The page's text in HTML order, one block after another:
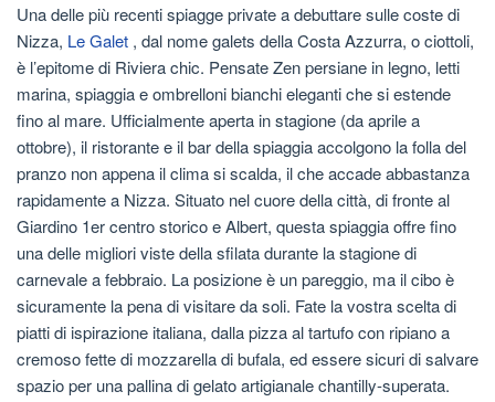
Una delle più recenti spiagge private a debuttare sulle coste di
Nizza, Le Galet , dal nome galets della Costa Azzurra, o ciottoli,
è l’epitome di Riviera chic. Pensate Zen persiane in legno, letti
marina, spiaggia e ombrelloni bianchi eleganti che si estende
fino al mare. Ufficialmente aperta in stagione (da aprile a
ottobre), il ristorante e il bar della spiaggia accolgono la folla del
pranzo non appena il clima si scalda, il che accade abbastanza
rapidamente a Nizza. Situato nel cuore della città, di fronte al
Giardino 1er centro storico e Albert, questa spiaggia offre fino
una delle migliori viste della sfilata durante la stagione di
carnevale a febbraio. La posizione è un pareggio, ma il cibo è
sicuramente la pena di visitare da soli. Fate la vostra scelta di
piatti di ispirazione italiana, dalla pizza al tartufo con ripiano a
cremoso fette di mozzarella di bufala, ed essere sicuri di salvare
spazio per una pallina di gelato artigianale chantilly-superata.